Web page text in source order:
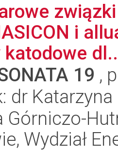
i
katodowe
19 ,
dr
Górniczo-
Wydział